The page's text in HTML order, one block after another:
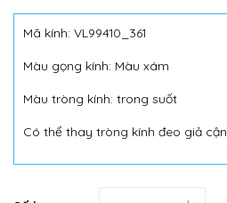
Mã kính: VL99410_361
Màu gọng kính: Màu xám
Màu tròng kính: trong suốt
Có thể thay tròng kính đeo giả cận